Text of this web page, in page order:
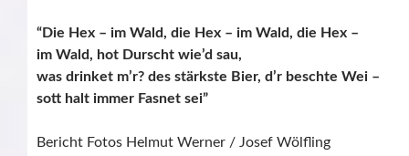
“Die Hex – im Wald, die Hex – im Wald, die Hex –
im Wald, hot Durscht wie’d sau,
was drinket m’r? des stärkste Bier, d’r beschte Wei –
sott halt immer Fasnet sei”
Bericht Fotos Helmut Werner / Josef Wölfling